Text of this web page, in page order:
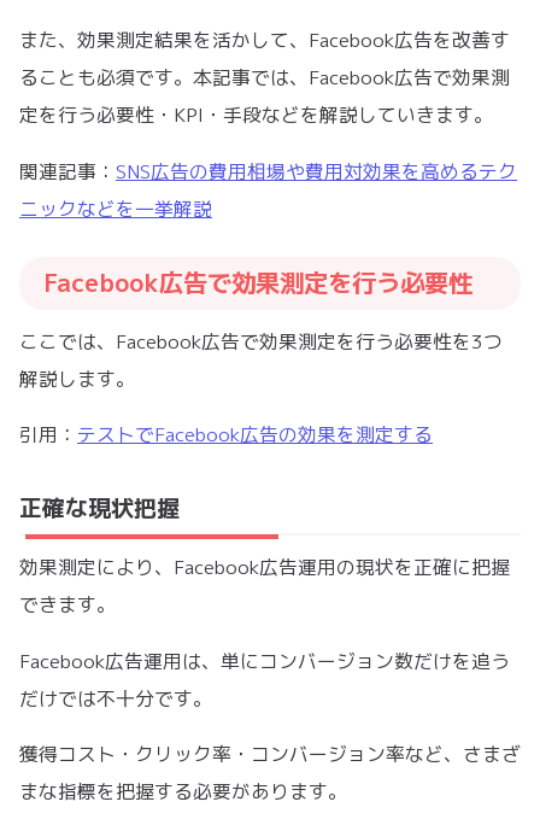
また、効果測定結果を活かして、Facebook広告を改善す
ることも必須です。本記事では、Facebook広告で効果測
定を行う必要性・KPI・手段などを解説していきます。
関連記事： SNS広告の費用相場や費用対効果を高めるテク
ニックなどを一挙解説
Facebook広告で効果測定を行う必要性
ここでは、Facebook広告で効果測定を行う必要性を3つ
解説します。
引用： テストでFacebook広告の効果を測定する
正確な現状把握
効果測定により、Facebook広告運用の現状を正確に把握
できます。
Facebook広告運用は、単にコンバージョン数だけを追う
だけでは不十分です。
獲得コスト・クリック率・コンバージョン率など、さまざ
まな指標を把握する必要があります。